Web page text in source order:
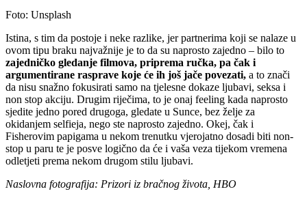
Foto: Unsplash
Istina, s tim da postoje i neke razlike, jer partnerima koji se nalaze u
ovom tipu braku najvažnije je to da su naprosto zajedno – bilo to
zajedničko gledanje filmova, priprema ručka, pa čak i
argumentirane rasprave koje će ih još jače povezati, a to znači
da nisu snažno fokusirati samo na tjelesne dokaze ljubavi, seksa i
non stop akciju. Drugim riječima, to je onaj feeling kada naprosto
sjedite jedno pored drugoga, gledate u Sunce, bez želje za
okidanjem selfieja, nego ste naprosto zajedno. Okej, čak i
Fisherovim papigama u nekom trenutku vjerojatno dosadi biti non-
stop u paru te je posve logično da će i vaša veza tijekom vremena
odletjeti prema nekom drugom stilu ljubavi.
Naslovna fotografija: Prizori iz bračnog života, HBO